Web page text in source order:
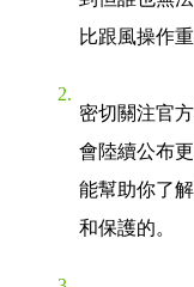
比跟風操作重
密切關注官
會陸續公布
能幫助你了
和保護的。